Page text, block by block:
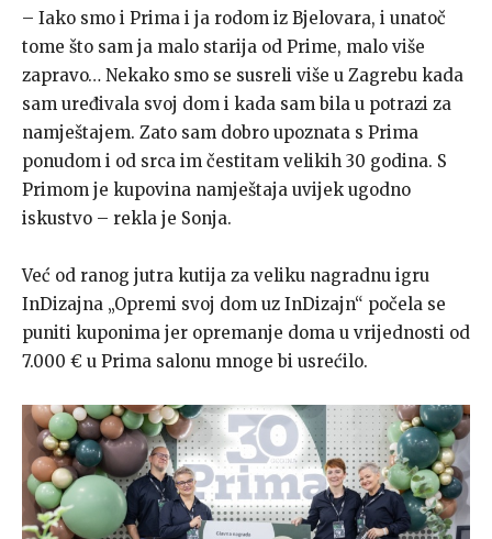
– Iako smo i Prima i ja rodom iz Bjelovara, i unatoč
tome što sam ja malo starija od Prime, malo više
zapravo… Nekako smo se susreli više u Zagrebu kada
sam uređivala svoj dom i kada sam bila u potrazi za
namještajem. Zato sam dobro upoznata s Prima
ponudom i od srca im čestitam velikih 30 godina. S
Primom je kupovina namještaja uvijek ugodno
iskustvo – rekla je Sonja.
Već od ranog jutra kutija za veliku nagradnu igru
InDizajna „Opremi svoj dom uz InDizajn“ počela se
puniti kuponima jer opremanje doma u vrijednosti od
7.000 € u Prima salonu mnoge bi usrećilo.